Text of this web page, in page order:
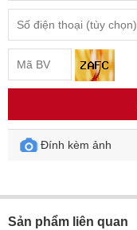
Đính kèm ảnh
Sản phẩm liên quan